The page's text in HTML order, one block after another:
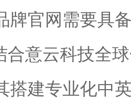
牌官网需要具
云科技全球
搭建专业化中